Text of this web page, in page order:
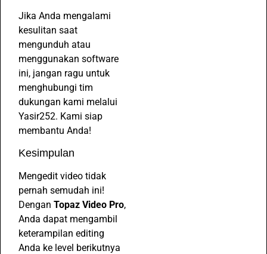
Jika Anda mengalami
kesulitan saat
mengunduh atau
menggunakan software
ini, jangan ragu untuk
menghubungi tim
dukungan kami melalui
Yasir252. Kami siap
membantu Anda!
Kesimpulan
Mengedit video tidak
pernah semudah ini!
Dengan Topaz Video Pro,
Anda dapat mengambil
keterampilan editing
Anda ke level berikutnya